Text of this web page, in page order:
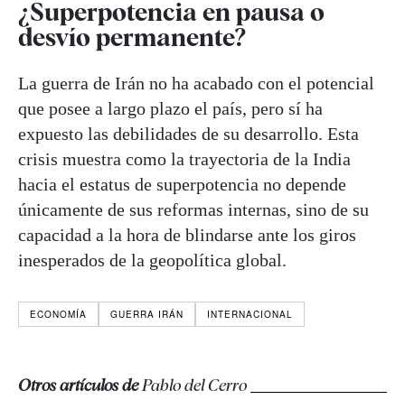
¿Superpotencia en pausa o
desvío permanente?
La guerra de Irán no ha acabado con el potencial
que posee a largo plazo el país, pero sí ha
expuesto las debilidades de su desarrollo. Esta
crisis muestra como la trayectoria de la India
hacia el estatus de superpotencia no depende
únicamente de sus reformas internas, sino de su
capacidad a la hora de blindarse ante los giros
inesperados de la geopolítica global.
ECONOMÍA GUERRA IRÁN INTERNACIONAL
Otros artículos dePablo del Cerro